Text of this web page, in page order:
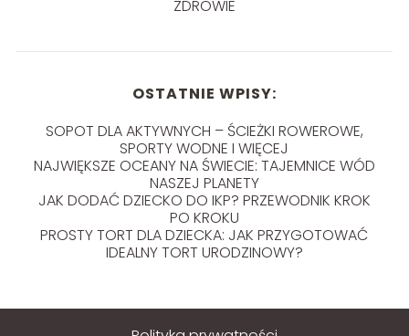
ZDROWIE
OSTATNIE WPISY:
SOPOT DLA AKTYWNYCH – ŚCIEŻKI ROWEROWE,
SPORTY WODNE I WIĘCEJ
NAJWIĘKSZE OCEANY NA ŚWIECIE: TAJEMNICE WÓD
NASZEJ PLANETY
JAK DODAĆ DZIECKO DO IKP? PRZEWODNIK KROK
PO KROKU
PROSTY TORT DLA DZIECKA: JAK PRZYGOTOWAĆ
IDEALNY TORT URODZINOWY?